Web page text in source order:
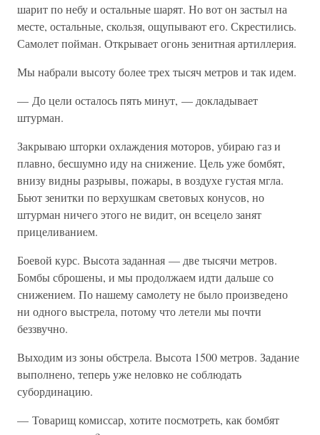
шарит по небу и остальные шарят. Но вот он застыл на
месте, остальные, скользя, ощупывают его. Скрестились.
Самолет пойман. Открывает огонь зенитная артиллерия.
Мы набрали высоту более трех тысяч метров и так идем.
— До цели осталось пять минут, — докладывает
штурман.
Закрываю шторки охлаждения моторов, убираю газ и
плавно, бесшумно иду на снижение. Цель уже бомбят,
внизу видны разрывы, пожары, в воздухе густая мгла.
Бьют зенитки по верхушкам световых конусов, но
штурман ничего этого не видит, он всецело занят
прицеливанием.
Боевой курс. Высота заданная — две тысячи метров.
Бомбы сброшены, и мы продолжаем идти дальше со
снижением. По нашему самолету не было произведено
ни одного выстрела, потому что летели мы почти
беззвучно.
Выходим из зоны обстрела. Высота 1500 метров. Задание
выполнено, теперь уже неловко не соблюдать
субординацию.
— Товарищ комиссар, хотите посмотреть, как бомбят